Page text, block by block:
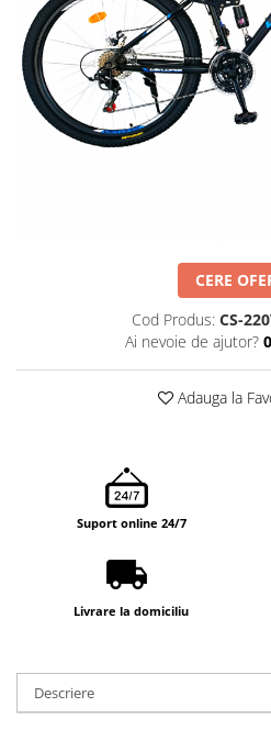
CERE
Cod Produs: CS-
Ai nevoie de ajutor?
Adauga la
Suport online 24/7
Livrare la domiciliu
Descriere